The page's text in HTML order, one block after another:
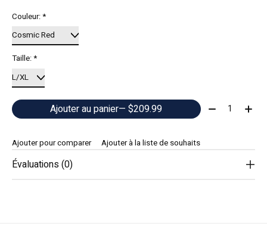
Couleur:*
Taille:*
Ajouter au panier — $209.99 Quantité:
Ajouter pour comparer Ajouter à la liste de souhaits
Évaluations (0)